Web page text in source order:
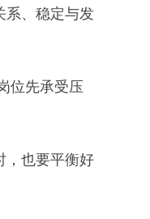
系、稳定与发
位先承受压
，也要平衡好